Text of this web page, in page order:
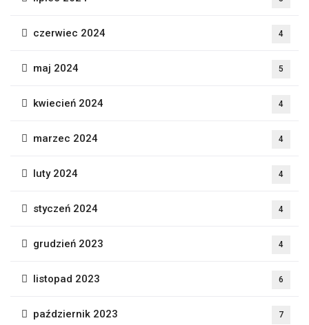
czerwiec 2024 4
maj 2024 5
kwiecień 2024 4
marzec 2024 4
luty 2024 4
styczeń 2024 4
grudzień 2023 4
listopad 2023 6
październik 2023 7